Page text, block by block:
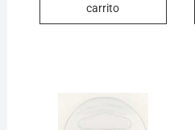
carrito